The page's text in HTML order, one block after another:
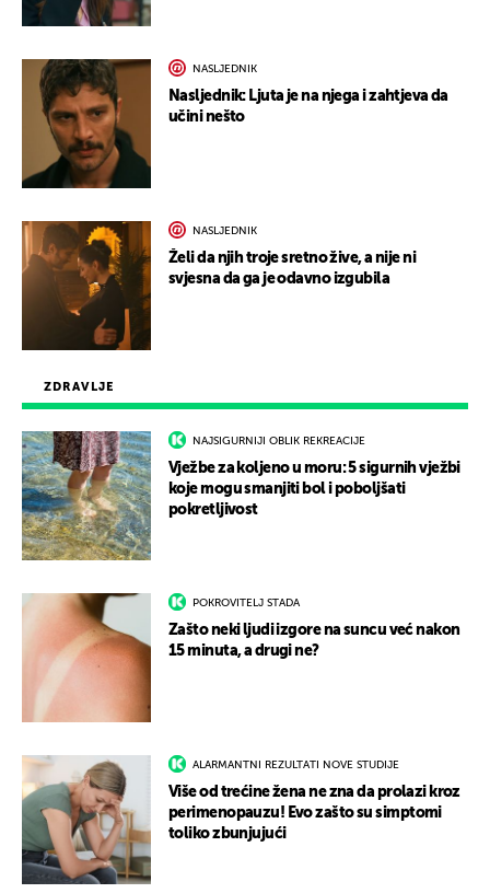
ZDRAVLJE
NAJSIGURNIJI OBLIK REKREACIJE
Vježbe za koljeno u moru: 5 sigurnih vježbi
koje mogu smanjiti bol i poboljšati
pokretljivost
POKROVITELJ STADA
Zašto neki ljudi izgore na suncu već nakon
15 minuta, a drugi ne?
ALARMANTNI REZULTATI NOVE STUDIJE
Više od trećine žena ne zna da prolazi kroz
perimenopauzu! Evo zašto su simptomi
toliko zbunjujući
NASLJEDNIK
Nasljednik: Ljuta je na njega i zahtjeva da
učini nešto
NASLJEDNIK
Želi da njih troje sretno žive, a nije ni
svjesna da ga je odavno izgubila